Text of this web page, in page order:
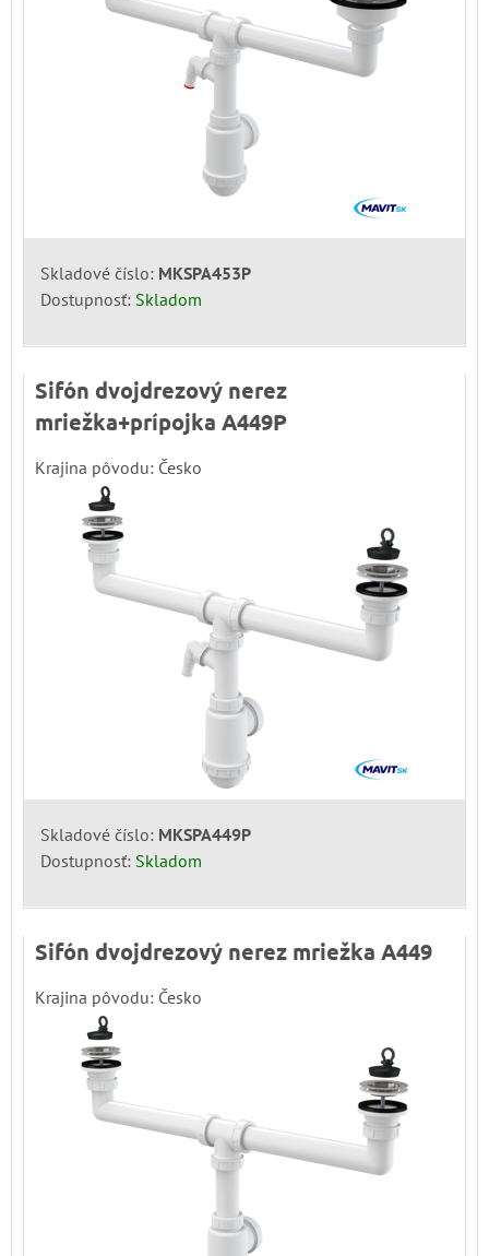
Skladové číslo: MKSPA453P
Dostupnosť: Skladom
Sifón dvojdrezový nerez
mriežka+prípojka A449P
Krajina pôvodu: Česko
Skladové číslo: MKSPA449P
Dostupnosť: Skladom
Sifón dvojdrezový nerez mriežka A449
Krajina pôvodu: Česko